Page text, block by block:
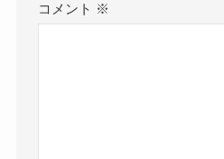
コメント ※